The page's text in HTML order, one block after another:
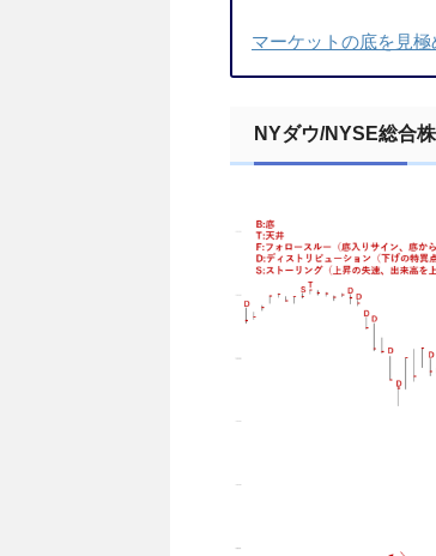
マーケットの底を見
NYダウ/NYSE総合